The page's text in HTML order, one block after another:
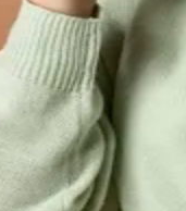
ItapeviCotiaPirapora
Franco da
das ArtesSão Roque